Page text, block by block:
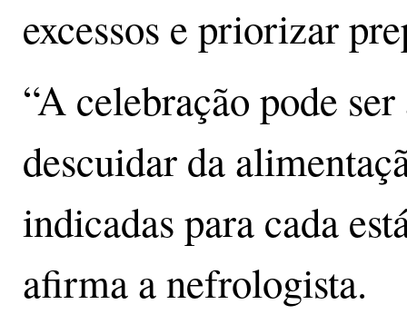
excessos e priorizar
“A celebração pode
descuidar da
indicadas para cada
afirma a nefrologista.